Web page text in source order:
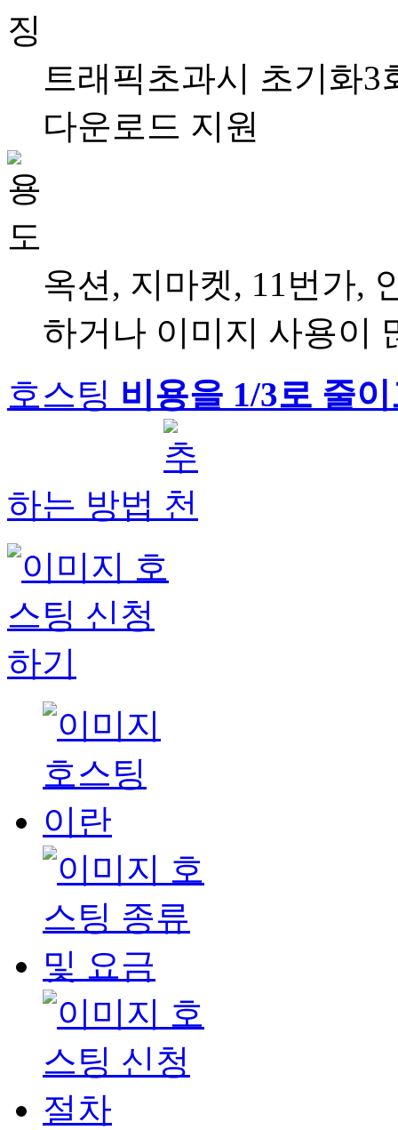
트래픽초과시 초기화3
다운로드 지원
옥션, 지마켓, 11번가,
하거나 이미지 사용이
호스팅 비용을 1/3로 줄
하는 방법